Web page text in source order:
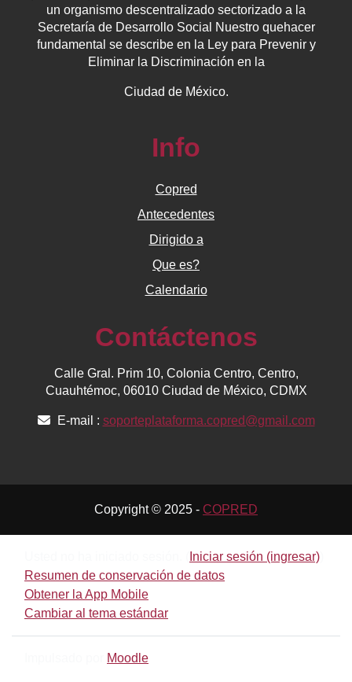
un organismo descentralizado sectorizado a la
Secretaría de Desarrollo Social Nuestro quehacer
fundamental se describe en la Ley para Prevenir y
Eliminar la Discriminación en la
Ciudad de México.
Info
Copred
Antecedentes
Dirigido a
Que es?
Calendario
Contáctenos
Calle Gral. Prim 10, Colonia Centro, Centro,
Cuauhtémoc, 06010 Ciudad de México, CDMX
E-mail : soporteplataforma.copred@gmail.com
Copyright © 2025 - COPRED
Iniciar sesión (ingresar)
Resumen de conservación de datos
Obtener la App Mobile
Cambiar al tema estándar
Moodle